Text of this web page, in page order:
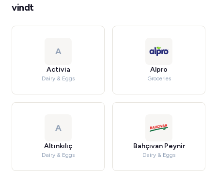
vindt
A
Activia
Dairy & Eggs
Alpro
Groceries
A
Altınkılıç
Dairy & Eggs
Bahçıvan Peynir
Dairy & Eggs